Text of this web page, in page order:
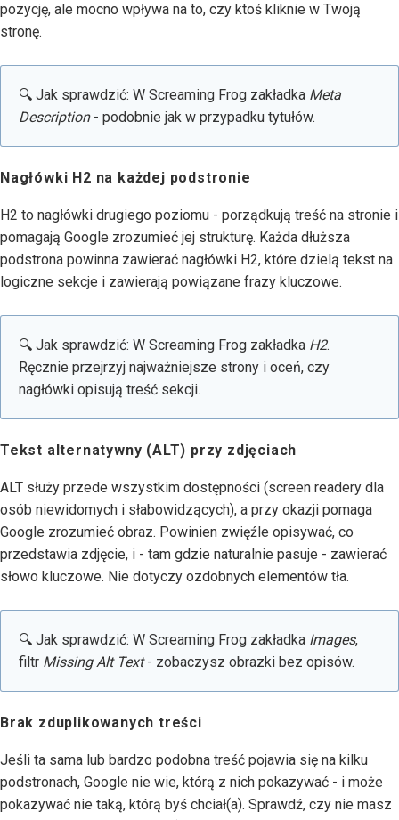
pozycję, ale mocno wpływa na to, czy ktoś kliknie w Twoją
stronę.
🔍 Jak sprawdzić: W Screaming Frog zakładka Meta
Description- podobnie jak w przypadku tytułów.
Nagłówki H2 na każdej podstronie
H2 to nagłówki drugiego poziomu - porządkują treść na stronie i
pomagają Google zrozumieć jej strukturę. Każda dłuższa
podstrona powinna zawierać nagłówki H2, które dzielą tekst na
logiczne sekcje i zawierają powiązane frazy kluczowe.
🔍 Jak sprawdzić: W Screaming Frog zakładka H2.
Ręcznie przejrzyj najważniejsze strony i oceń, czy
nagłówki opisują treść sekcji.
Tekst alternatywny (ALT) przy zdjęciach
ALT służy przede wszystkim dostępności (screen readery dla
osób niewidomych i słabowidzących), a przy okazji pomaga
Google zrozumieć obraz. Powinien zwięźle opisywać, co
przedstawia zdjęcie, i - tam gdzie naturalnie pasuje - zawierać
słowo kluczowe. Nie dotyczy ozdobnych elementów tła.
🔍 Jak sprawdzić: W Screaming Frog zakładka Images,
filtr Missing Alt Text- zobaczysz obrazki bez opisów.
Brak zduplikowanych treści
Jeśli ta sama lub bardzo podobna treść pojawia się na kilku
podstronach, Google nie wie, którą z nich pokazywać - i może
pokazywać nie taką, którą byś chciał(a). Sprawdź, czy nie masz